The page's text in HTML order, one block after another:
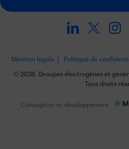
Mention légale Politique de
© 2026. Groupes électrogènes et
Tous droits
Conception et développement